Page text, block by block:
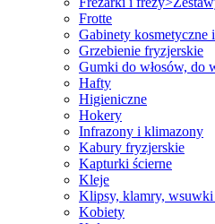
Frotte
Gabinety kosmetyczne
Grzebienie fryzjerskie
Gumki do włosów, do
Hafty
Higieniczne
Hokery
Infrazony i klimazony
Kabury fryzjerskie
Kapturki ścierne
Kleje
Klipsy, klamry,
Kobiety